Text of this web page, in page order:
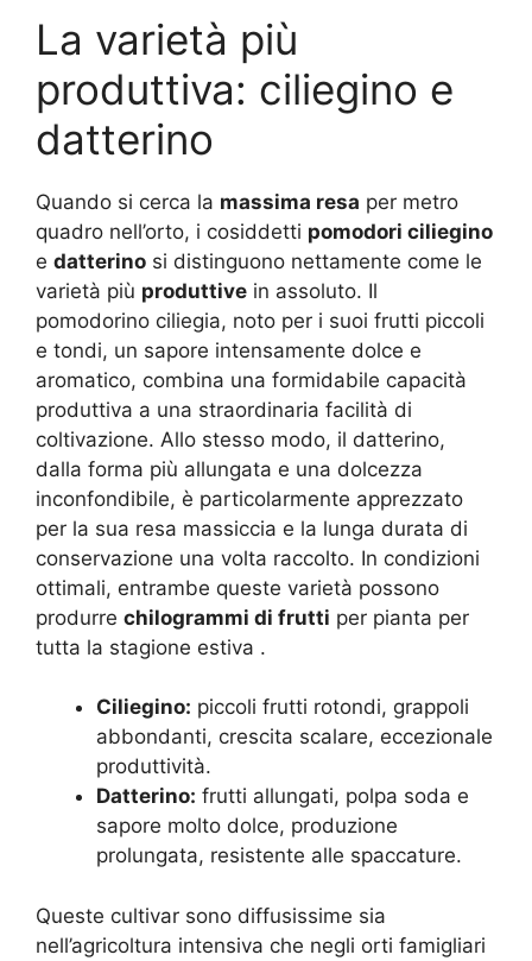
La varietà più
produttiva: ciliegino e
datterino
Quando si cerca la massima resa per metro
quadro nell’orto, i cosiddetti pomodori ciliegino
e datterino si distinguono nettamente come le
varietà più produttive in assoluto. Il
pomodorino ciliegia, noto per i suoi frutti piccoli
e tondi, un sapore intensamente dolce e
aromatico, combina una formidabile capacità
produttiva a una straordinaria facilità di
coltivazione. Allo stesso modo, il datterino,
dalla forma più allungata e una dolcezza
inconfondibile, è particolarmente apprezzato
per la sua resa massiccia e la lunga durata di
conservazione una volta raccolto. In condizioni
ottimali, entrambe queste varietà possono
produrre chilogrammi di frutti per pianta per
tutta la stagione estiva .
Ciliegino: piccoli frutti rotondi, grappoli
abbondanti, crescita scalare, eccezionale
produttività.
Datterino: frutti allungati, polpa soda e
sapore molto dolce, produzione
prolungata, resistente alle spaccature.
Queste cultivar sono diffusissime sia
nell’agricoltura intensiva che negli orti famigliari